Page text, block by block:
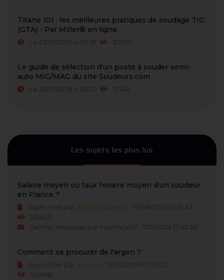
Titane 101 : les meilleures pratiques de soudage TIG
(GTA) - Par Miller® en ligne.
Le 23/07/2019 à 08:47 37950
Le guide de sélection d'un poste à souder semi-
auto MIG/MAG du site Soudeurs.com
Le 28/07/2019 à 05:20 37414
Les sujets les plus lus
Salaire moyen ou taux horaire moyen d'un soudeur
en France ?
Sujet créé par Admin dusweld1 - 19/08/2005 10:15:43
268671
Dernier message par Fromage57 - 17/11/2024 17:42:38
Comment se procurer de l'argon ?
Sujet créé par marco5 - 12/03/2006 07:34:23
145668